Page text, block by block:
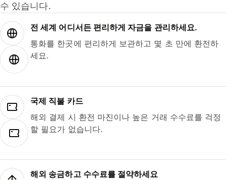
수 있습니다.
전 세계 어디서든 편리하게 자금을 관리하세요.
통화를 한곳에 편리하게 보관하고 몇 초 만에 환전하
세요.
국제 직불 카드
해외 결제 시 환전 마진이나 높은 거래 수수료를 걱정
할 필요가 없습니다.
해외 송금하고 수수료를 절약하세요